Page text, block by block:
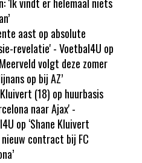
‘Ik vindt er helemaal niets
aast op absolute
revelatie' - Voetbal4U op
volgt deze zomer
op bij AZ’
(18) op huurbasis
naar Ajax' -
op ‘Shane Kluivert
contract bij FC